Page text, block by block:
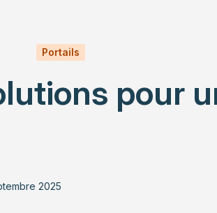
Portails
pour
2025